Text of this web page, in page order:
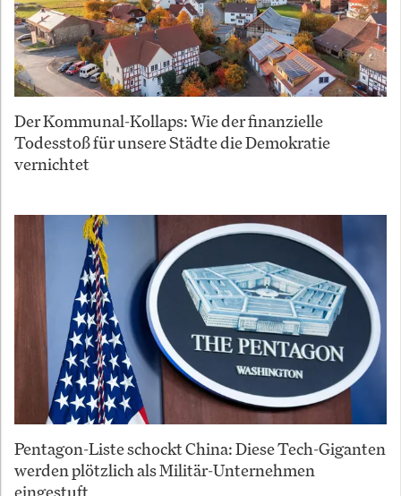
Der Kommunal-Kollaps: Wie der finanzielle
Todesstoß für unsere Städte die Demokratie
vernichtet
Pentagon-Liste schockt China: Diese Tech-Giganten
werden plötzlich als Militär-Unternehmen
eingestuft